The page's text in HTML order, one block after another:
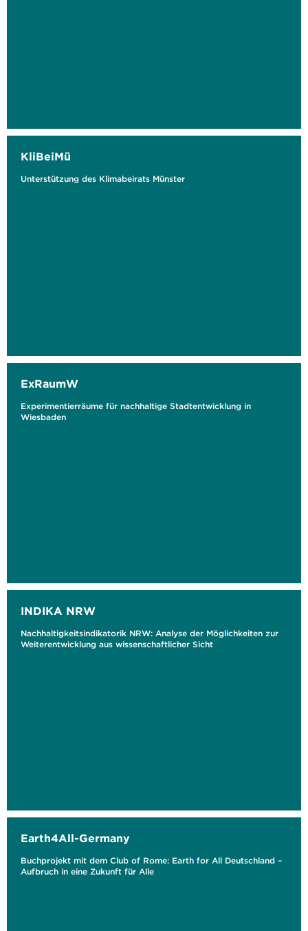
KliBeiMü
Unterstützung des Klimabeirats Münster
ExRaumW
Experimentierräume für nachhaltige Stadtentwicklung in
Wiesbaden
INDIKA NRW
Nachhaltigkeitsindikatorik NRW: Analyse der Möglichkeiten zur
Weiterentwicklung aus wissenschaftlicher Sicht
Earth4All-Germany
Buchprojekt mit dem Club of Rome: Earth for All Deutschland –
Aufbruch in eine Zukunft für Alle